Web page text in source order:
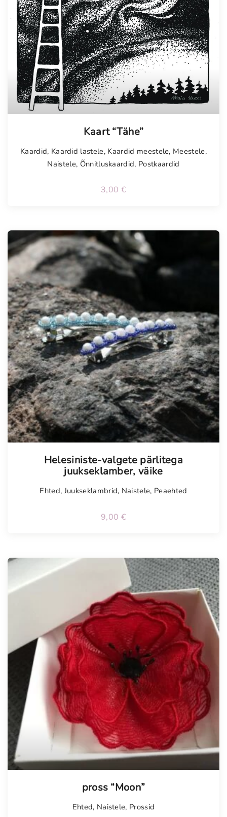
Kaart “Tähe”
Kaardid, Kaardid lastele, Kaardid meestele, Meestele,
Naistele, Õnnitluskaardid, Postkaardid
3,00 €
Helesiniste-valgete pärlitega
juukseklamber, väike
Ehted, Juukseklambrid, Naistele, Peaehted
9,00 €
pross “Moon”
Ehted, Naistele, Prossid